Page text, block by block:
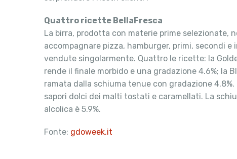
Quattro ricette BellaFresca
La birra, prodotta con materie prime selezionate,
accompagnare pizza, hamburger, primi, secondi
vendute singolarmente. Quattro le ricette: la
rende il finale morbido e una gradazione 4.6%; la
ramata dalla schiuma tenue con gradazione
sapori dolci dei malti tostati e caramellati. La
alcolica è 5.9%.
Fonte: gdoweek.it